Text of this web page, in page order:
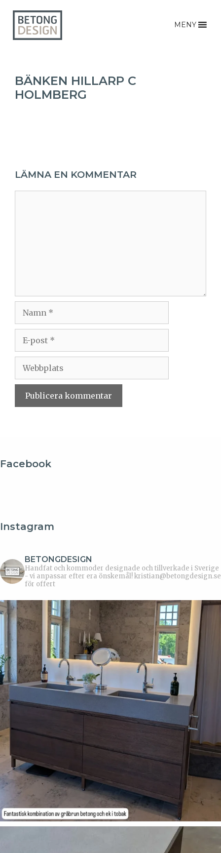
MENY
BÄNKEN HILLARP C
HOLMBERG
LÄMNA EN KOMMENTAR
Facebook
Instagram
BETONGDESIGN
Handfat och kommoder designade och tillverkade i Sverige
- vi anpassar efter era önskemål!kristian@betongdesign.se
för offert